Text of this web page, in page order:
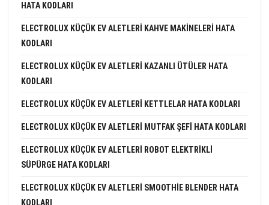
HATA KODLARI
ELECTROLUX KÜÇÜK EV ALETLERI KAHVE MAKINELERI HATA
KODLARI
ELECTROLUX KÜÇÜK EV ALETLERI KAZANLI ÜTÜLER HATA
KODLARI
ELECTROLUX KÜÇÜK EV ALETLERI KETTLELAR HATA KODLARI
ELECTROLUX KÜÇÜK EV ALETLERI MUTFAK ŞEFI HATA KODLARI
ELECTROLUX KÜÇÜK EV ALETLERI ROBOT ELEKTRIKLI
SÜPÜRGE HATA KODLARI
ELECTROLUX KÜÇÜK EV ALETLERI SMOOTHIE BLENDER HATA
KODLARI